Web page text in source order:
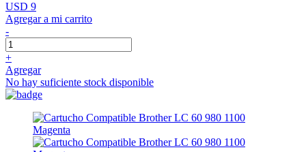
USD 9
Agregar a mi carrito
-
+
Agregar
No hay suficiente stock disponible